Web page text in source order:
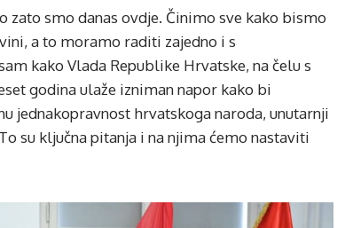
zato smo danas ovdje. Činimo sve kako bismo
a to moramo raditi zajedno i s
kako Vlada Republike Hrvatske, na čelu s
godina ulaže izniman napor kako bi
jednakopravnost hrvatskoga naroda, unutarnji
su ključna pitanja i na njima ćemo nastaviti